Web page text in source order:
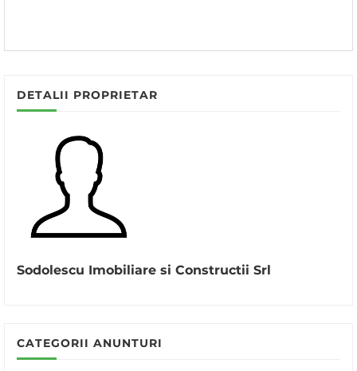
DETALII PROPRIETAR
Sodolescu Imobiliare si Constructii Srl
CATEGORII ANUNTURI